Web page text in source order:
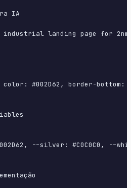
IA
industrial landing page for
color: #002D62, border-
--silver: #C0C0C0, --